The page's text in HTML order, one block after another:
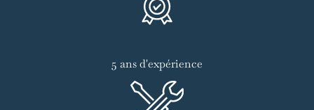
5 ans d'expérience